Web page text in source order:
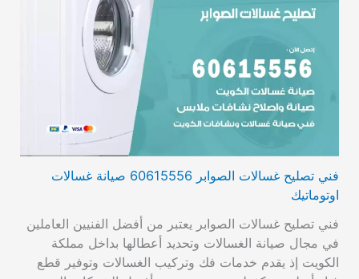
فني تصليح غسالات الصوابر 60615556 صيانة غسالات
اوتوماتيك
فني تصليح غسالات الصوابر يعتبر من أفضل الفنيين العاملين
في مجال صيانة الغسالات وتحديد أعطالها بداخل مملكة
الكويت إذ يقدم خدمات فك وتركيب الغسالات وتوفير قطع